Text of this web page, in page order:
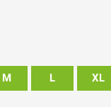
M L XL